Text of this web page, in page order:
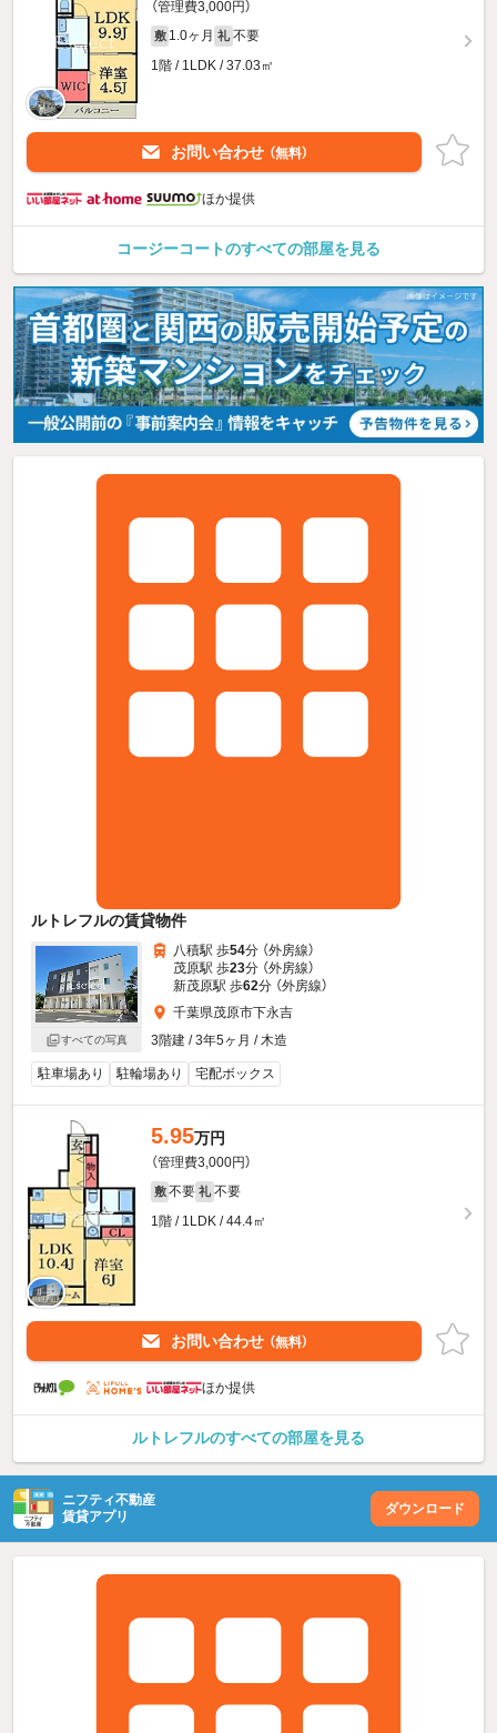
（管理費3,000円）
敷 1.0ヶ月 礼 不要
1階 / 1LDK / 37.03㎡
お問い合わせ （無料）
ほか提供
コージーコートのすべての部屋を見る
ルトレフルの賃貸物件
すべての写真
八積駅 歩54分 （外房線）
茂原駅 歩23分 （外房線）
新茂原駅 歩62分 （外房線）
千葉県茂原市下永吉
3階建 / 3年5ヶ月 / 木造
駐車場あり 駐輪場あり 宅配ボックス
5.95万円
（管理費3,000円）
敷 不要 礼 不要
1階 / 1LDK / 44.4㎡
お問い合わせ （無料）
ほか提供
ルトレフルのすべての部屋を見る
ニフティ不動産
賃貸アプリ
ダウンロード